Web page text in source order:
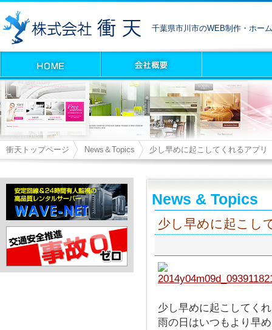
千葉県市川市のWEB制作・ホー
衝天トップページ News＆Topics 少し早めに起こしてくれるアプリ
News & Topics
少し早めに起こし
少し早めに起こしてく
雨の日はいつもより早